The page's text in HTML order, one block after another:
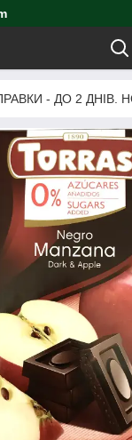
- ДО 2